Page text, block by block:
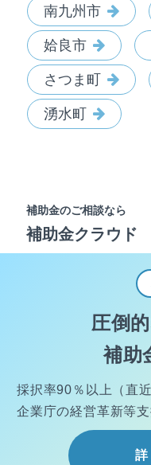
南九州市
姶良市
さつま町
湧水町
補助金のご相談なら
補助金クラウド
圧倒
補助
採択率90％以上（直近
企業庁の経営革新等支
詳